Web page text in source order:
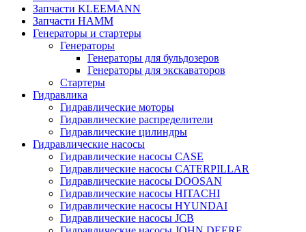
Запчасти KLEEMANN
Запчасти HAMM
Генераторы и стартеры
Генераторы
Генераторы для бульдозеров
Генераторы для экскаваторов
Стартеры
Гидравлика
Гидравлические моторы
Гидравлические распределители
Гидравлические цилиндры
Гидравлические насосы
Гидравлические насосы CASE
Гидравлические насосы CATERPILLAR
Гидравлические насосы DOOSAN
Гидравлические насосы HITACHI
Гидравлические насосы HYUNDAI
Гидравлические насосы JCB